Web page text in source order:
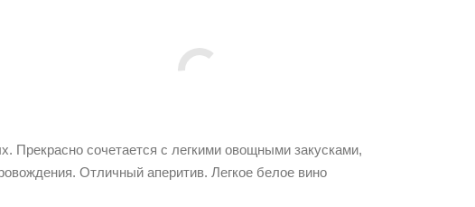
Прекрасно сочетается с легкими овощными закусками,
Отличный аперитив. Легкое белое вино